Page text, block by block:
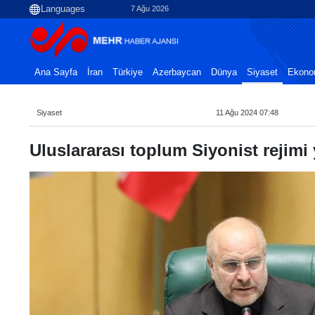
7 Ağu 2026
Ana Sayfa İran Türkiye Azerbaycan Dünya Siyaset
Siyaset 11 Ağu 2024 07:48
Uluslararası toplum Siyonist rejimi